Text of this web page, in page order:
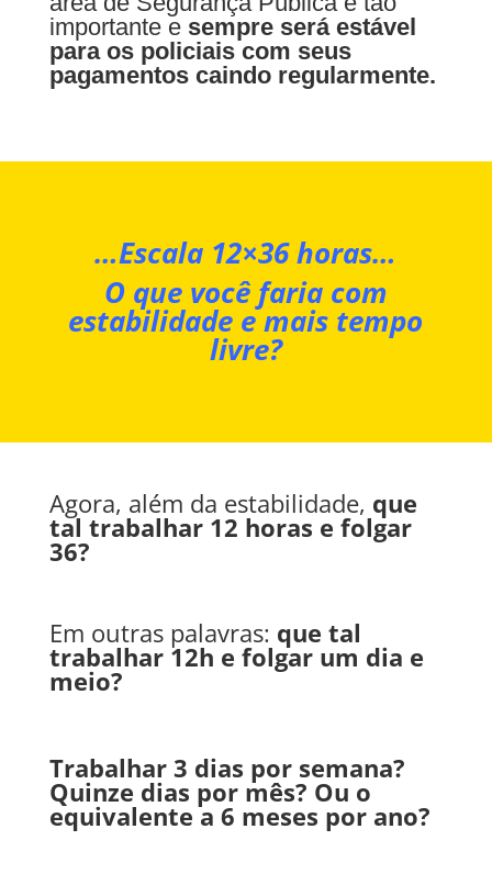
importante e sempre será estável
para os policiais com seus
pagamentos caindo regularmente.
…Escala 12×36 horas…
O que você faria com
estabilidade e mais tempo
livre?
Agora, além da estabilidade, que
tal trabalhar 12 horas e folgar
36?
Em outras palavras: que tal
trabalhar 12h e folgar um dia e
meio?
Trabalhar 3 dias por semana?
Quinze dias por mês? Ou o
equivalente a 6 meses por ano?